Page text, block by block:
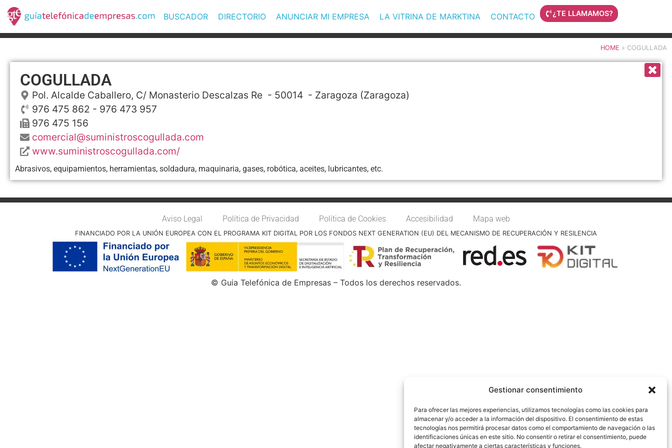
Gestionar consentimiento
Para ofrecer las mejores experiencias, utilizamos tecnologías como las cookies para
almacenar y/o acceder a la información del dispositivo. El consentimiento de estas
tecnologías nos permitirá procesar datos como el comportamiento de navegación o las
identificaciones únicas en este sitio. No consentir o retirar el consentimiento, puede
afectar negativamente a ciertas características y funciones.
BUSCADOR DIRECTORIO ANUNCIAR MI EMPRESA LA VITRINA DE MARKTINA CONTACTO ¿TE LLAMAMOS?
HOME » COGULLADA
COGULLADA
Pol. Alcalde Caballero, C/ Monasterio Descalzas Re - 50014 - Zaragoza (Zaragoza)
976 475 862 - 976 473 957
976 475 156
comercial@suministroscogullada.com
www.suministroscogullada.com/
Abrasivos, equipamientos, herramientas, soldadura, maquinaria, gases, robótica, aceites, lubricantes, etc.
Aviso Legal Política de Privacidad Política de Cookies Accesibilidad Mapa web
FINANCIADO POR LA UNIÓN EUROPEA CON EL PROGRAMA KIT DIGITAL POR LOS FONDOS NEXT GENERATION (EU) DEL MECANISMO DE RECUPERACIÓN Y RESILENCIA
© Guia Telefónica de Empresas – Todos los derechos reservados.